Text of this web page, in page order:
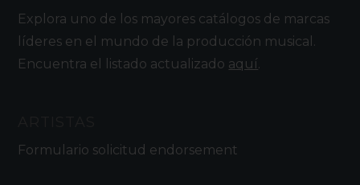
Explora uno de los mayores catálogos de marcas
líderes en el mundo de la producción musical.
Encuentra el listado actualizado aquí.
Formulario solicitud endorsement